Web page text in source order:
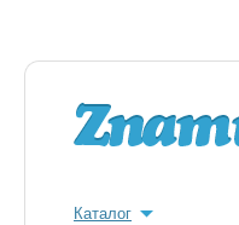
Каталог